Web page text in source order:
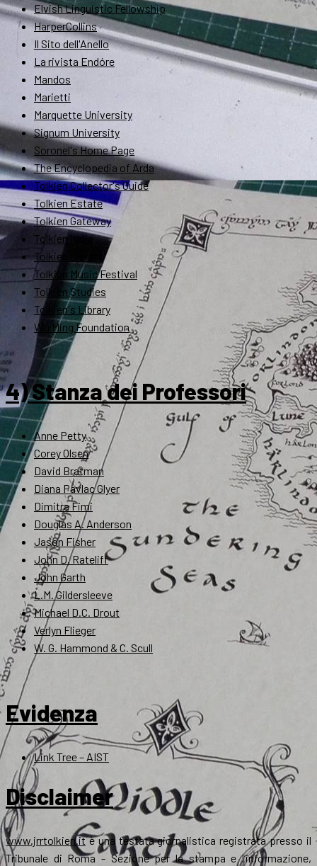
Elvish Linguistic Fellowship
HarperCollins
Il Sito dell'Anello
La rivista Endóre
Mandos
Marietti
Marquette University
Signum University
Soronel's Home Page
The Encyclopedia of Arda
Tolkien Collector's Guide
Tolkien Estate
Tolkien Gateway
Tolkien Italia
Tolkien Library
Tolkien Music Festival
Tolkien Studies
Tolkien's Library
Wu Ming Foundation
4) Stanza dei Professori
Anne Petty
Corey Olsen
David Bratman
Diana Pavlac Glyer
Dimitra Fimi
Douglas A. Anderson
Jason Fisher
John D. Rateliff
John Garth
L.M. Gildersleeve
Michael D.C. Drout
Verlyn Flieger
W. G. Hammond & C. Scull
Evidenza
Link Tree – AIST
Disclaimer
www.jrrtolkien.itè una testata giornalistica registrata presso il
Tribunale di Roma - Sezione per la stampa e l’informazione,